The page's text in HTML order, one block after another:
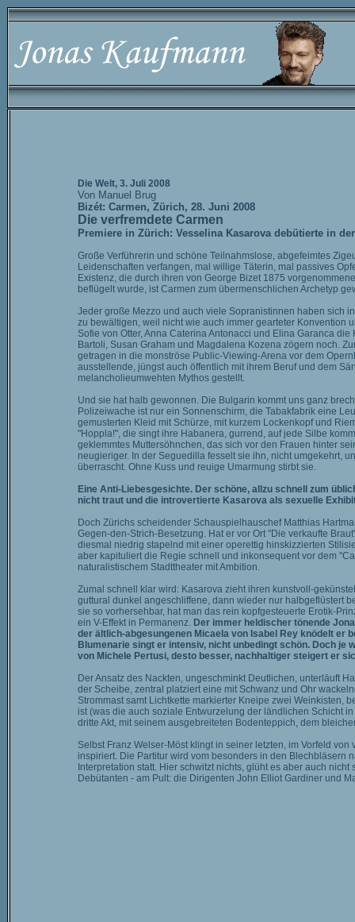
Die Welt, 3. Juli 2008
Von Manuel Brug
Bizét: Carmen, Zürich, 28. Juni 2008
Die verfremdete Carmen
Premiere in Zürich: Vesselina Kasarova debütierte in
Große Verführerin und schöne Teilnahmslose, abgefeimtes
Leidenschaften verfangen, mal willige Täterin, mal passives
Existenz, die durch ihren von George Bizet 1875
beflügelt wurde, ist Carmen zum übermenschlichen Archetyp
Jeder große Mezzo und auch viele Sopranistinnen haben sich
zu bewältigen, weil nicht wie auch immer gearteter Konvention
Sofie von Otter, Anna Caterina Antonacci und Elina Garanca
Bartoli, Susan Graham und Magdalena Kozena zögern noch.
getragen in die monströse Public-Viewing-Arena vor dem
ausstellende, jüngst auch öffentlich mit ihrem Beruf und dem
melancholieumwehten Mythos gestellt.
Und sie hat halb gewonnen. Die Bulgarin kommt uns ganz
Polizeiwache ist nur ein Sonnenschirm, die Tabakfabrik eine
gemusterten Kleid mit Schürze, mit kurzem Lockenkopf und
"Hoppla!", die singt ihre Habanera, gurrend, auf jede Silbe
geklemmtes Muttersöhnchen, das sich vor den Frauen hinter
neugieriger. In der Seguedilla fesselt sie ihn, nicht umgekehrt,
überrascht. Ohne Kuss und reuige Umarmung stirbt sie.
Eine Anti-Liebesgesichte. Der schöne, allzu schnell zum
nicht traut und die introvertierte Kasarova als sexuelle
Doch Zürichs scheidender Schauspielhauschef Matthias
Gegen-den-Strich-Besetzung. Hat er vor Ort "Die verkaufte
diesmal niedrig stapelnd mit einer operettig hinskizzierten
aber kapituliert die Regie schnell und inkonsequent vor dem
naturalistischem Stadttheater mit Ambition.
Zumal schnell klar wird: Kasarova zieht ihren kunstvoll-
guttural dunkel angeschliffene, dann wieder nur halbgeflüstert
sie so vorhersehbar, hat man das rein kopfgesteuerte Erotik-
ein V-Effekt in Permanenz. Der immer heldischer tönende
der ältlich-abgesungenen Micaela von Isabel Rey knödelt er
Blumenarie singt er intensiv, nicht unbedingt schön. Doch
von Michele Pertusi, desto besser, nachhaltiger steigert er
Der Ansatz des Nackten, ungeschminkt Deutlichen, unterläuft
der Scheibe, zentral platziert eine mit Schwanz und Ohr
Strommast samt Lichtkette markierter Kneipe zwei Weinkisten,
ist (was die auch soziale Entwurzelung der ländlichen Schicht
dritte Akt, mit seinem ausgebreiteten Bodenteppich, dem
Selbst Franz Welser-Möst klingt in seiner letzten, im Vorfeld
inspiriert. Die Partitur wird vom besonders in den Blechbläsern
Interpretation statt. Hier schwitzt nichts, glüht es aber auch
Debütanten - am Pult: die Dirigenten John Elliot Gardiner und